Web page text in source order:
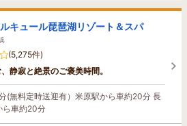
キュール琵琶湖リゾート＆スパ
(5,275件)
静寂と絶景のご褒美時間。
(無料定時送迎有）米原駅から車約20分 長
ら車約20分